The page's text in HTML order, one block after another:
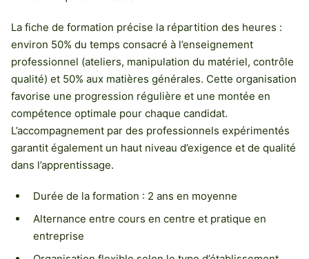
La fiche de formation précise la répartition des heures :
environ 50% du temps consacré à l’enseignement
professionnel (ateliers, manipulation du matériel, contrôle
qualité) et 50% aux matières générales. Cette organisation
favorise une progression régulière et une montée en
compétence optimale pour chaque candidat.
L’accompagnement par des professionnels expérimentés
garantit également un haut niveau d’exigence et de qualité
dans l’apprentissage.
Durée de la formation : 2 ans en moyenne
Alternance entre cours en centre et pratique en
entreprise